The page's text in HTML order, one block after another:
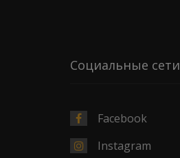
Социальные сети
Facebook
Instagram